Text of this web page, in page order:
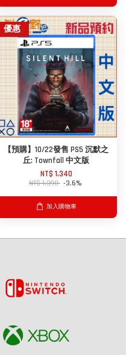
優惠
【預購】10/22發售 PS5 沉默之
丘: Townfall 中文版
NT$ 1,340
NT$ 1,390 -3.6%
加入購物車